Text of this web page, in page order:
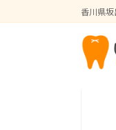
ン
ビ
香川県